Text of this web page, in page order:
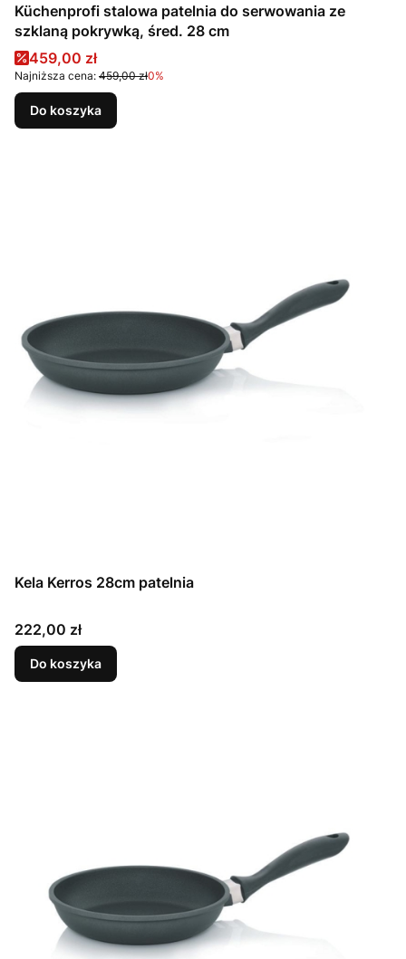
Küchenprofi stalowa patelnia do serwowania ze
szklaną pokrywką, śred. 28 cm
Cena promocyjna
459,00 zł
Najniższa cena: 459,00 zł0%
Do koszyka
Kela Kerros 28cm patelnia
Cena
222,00 zł
Do koszyka